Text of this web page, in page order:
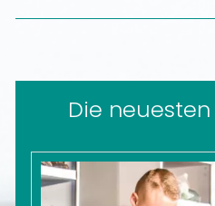
Die